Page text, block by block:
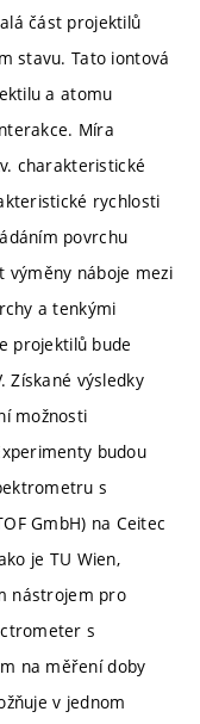
část projektilů
stavu. Tato iontová
a atomu
Míra
charakteristické
rychlosti
povrchu
výměny náboje mezi
a tenkými
projektilů bude
Získané výsledky
možnosti
budou
s
GmbH) na Ceitec
je TU Wien,
nástrojem pro
s
na měření doby
v jednom